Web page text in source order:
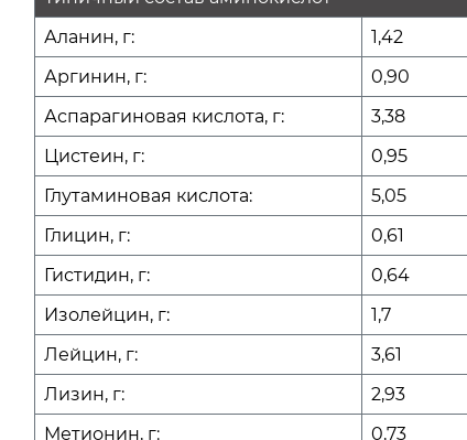
Аланин, г:
1,42
Аргинин, г:
0,90
Аспарагиновая кислота, г:
3,38
Цистеин, г:
0,95
Глутаминовая кислота:
5,05
Глицин, г:
0,61
Гистидин, г:
0,64
Изолейцин, г:
1,7
Лейцин, г:
3,61
Лизин, г:
2,93
Метионин, г:
0,73